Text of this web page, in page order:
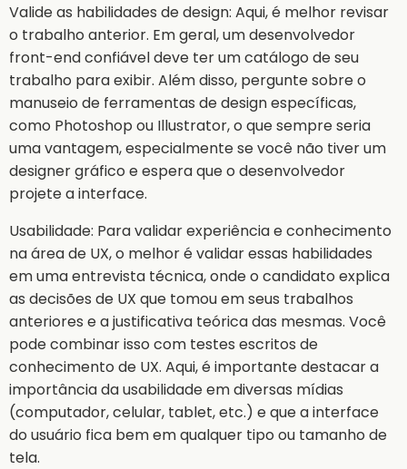
Valide as habilidades de design: Aqui, é melhor revisar
o trabalho anterior. Em geral, um desenvolvedor
front-end confiável deve ter um catálogo de seu
trabalho para exibir. Além disso, pergunte sobre o
manuseio de ferramentas de design específicas,
como Photoshop ou Illustrator, o que sempre seria
uma vantagem, especialmente se você não tiver um
designer gráfico e espera que o desenvolvedor
projete a interface.
Usabilidade: Para validar experiência e conhecimento
na área de UX, o melhor é validar essas habilidades
em uma entrevista técnica, onde o candidato explica
as decisões de UX que tomou em seus trabalhos
anteriores e a justificativa teórica das mesmas. Você
pode combinar isso com testes escritos de
conhecimento de UX. Aqui, é importante destacar a
importância da usabilidade em diversas mídias
(computador, celular, tablet, etc.) e que a interface
do usuário fica bem em qualquer tipo ou tamanho de
tela.